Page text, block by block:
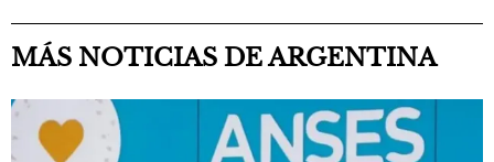
MÁS NOTICIAS DE ARGENTINA